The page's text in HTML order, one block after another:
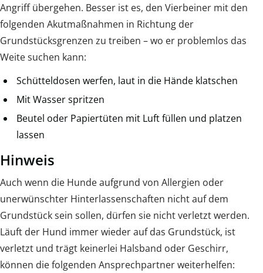
Angriff übergehen. Besser ist es, den Vierbeiner mit den
folgenden Akutmaßnahmen in Richtung der
Grundstücksgrenzen zu treiben – wo er problemlos das
Weite suchen kann:
Schütteldosen werfen, laut in die Hände klatschen
Mit Wasser spritzen
Beutel oder Papiertüten mit Luft füllen und platzen
lassen
Hinweis
Auch wenn die Hunde aufgrund von Allergien oder
unerwünschter Hinterlassenschaften nicht auf dem
Grundstück sein sollen, dürfen sie nicht verletzt werden.
Läuft der Hund immer wieder auf das Grundstück, ist
verletzt und trägt keinerlei Halsband oder Geschirr,
können die folgenden Ansprechpartner weiterhelfen: